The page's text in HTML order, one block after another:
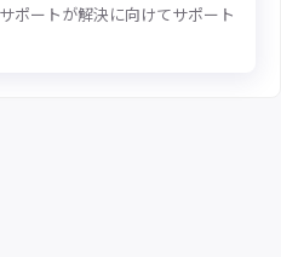
ポートが解決に向けてサポート